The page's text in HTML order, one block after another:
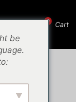
0 Cart
be